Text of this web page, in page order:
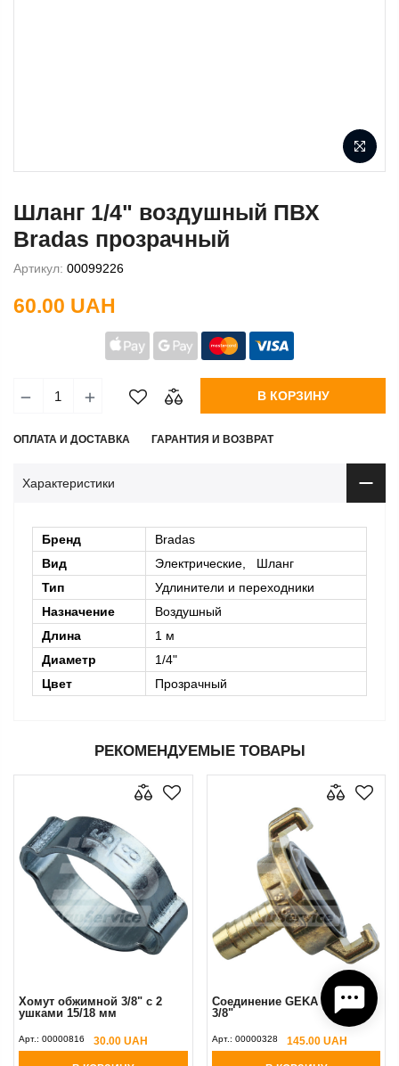
Шланг 1/4" воздушный ПВХ
Bradas прозрачный
Артикул: 00099226
60.00 UAH
В КОРЗИНУ
ОПЛАТА И ДОСТАВКА ГАРАНТИЯ И ВОЗВРАТ
Характеристики
Бренд
Bradas
Вид
Электрические, Шланг
Тип
Удлинители и переходники
Назначение
Воздушный
Длина
1 м
Диаметр
1/4"
Цвет
Прозрачный
РЕКОМЕНДУЕМЫЕ ТОВАРЫ
Хомут обжимной 3/8" с 2
ушками 15/18 мм
Арт.: 00000816 30.00 UAH
Соединение GEKA шланг
3/8"
Арт.: 00000328 145.00 UAH